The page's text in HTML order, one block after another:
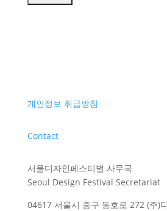
개인정보 취급방침
Contact
서울디자인페스티벌 사무국
Seoul Design Festival Secretariat
04617 서울시 중구 동호로 272 (주)